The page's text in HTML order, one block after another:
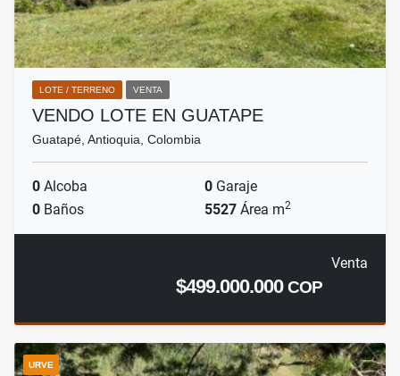
LOTE / TERRENO VENTA
VENDO LOTE EN GUATAPE
Guatapé, Antioquia, Colombia
0 Alcoba 0 Garaje
0 Baños 5527 Área m2
Venta
$499.000.000COP
URVE